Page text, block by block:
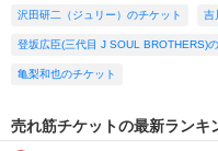
沢田研二（ジュリー）のチケット 吉
登坂広臣(三代目 J SOUL BROTHERS)
亀梨和也のチケット
売れ筋チケットの最新ランキ